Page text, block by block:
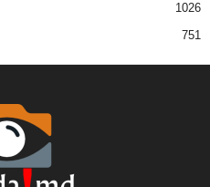
1026
751